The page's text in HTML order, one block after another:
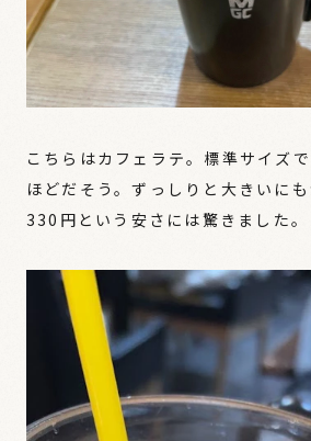
こちらはカフェラテ。標準サイズ
ほどだそう。ずっしりと大きいに
330円という安さには驚きました。